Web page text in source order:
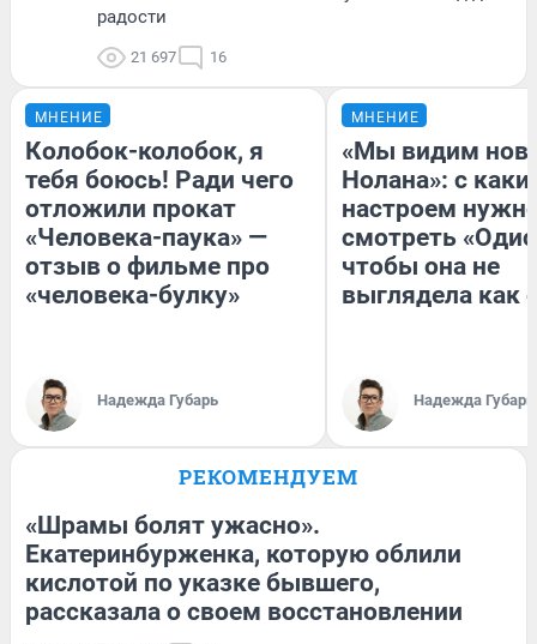
радости
21 697 16
МНЕНИЕ
Колобок-колобок, я
тебя боюсь! Ради чего
отложили прокат
«Человека-паука» —
отзыв о фильме про
«человека-булку»
Надежда Губарь
МНЕНИЕ
«Мы видим
Нолана»: с
настроем
смотреть
чтобы она не
выглядела как
Надежда Губарь
РЕКОМЕНДУЕМ
«Шрамы болят ужасно».
Екатеринбурженка, которую облили
кислотой по указке бывшего,
рассказала о своем восстановлении